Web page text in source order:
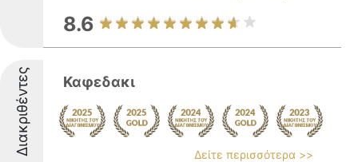
8.6
Διακριθέντες Καφεδακι
Δείτε περισσότερα >>